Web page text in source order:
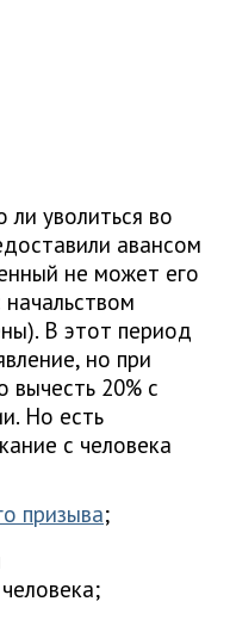
уволиться во
авансом
не может его
В этот период
но при
вычесть 20% с
Но есть
с человека
призыва;